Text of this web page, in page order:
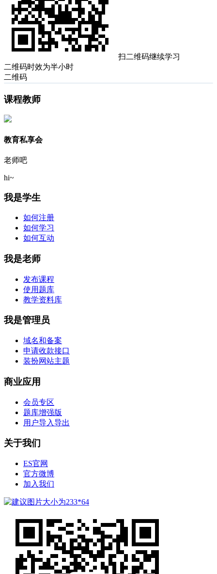
扫二维码继续学习
二维码时效为半小时
二维码
课程教师
教育私享会
老师吧
hi~
我是学生
如何注册
如何学习
如何互动
我是老师
发布课程
使用题库
教学资料库
我是管理员
域名和备案
申请收款接口
装扮网站主题
商业应用
会员专区
题库增强版
用户导入导出
关于我们
ES官网
官方微博
加入我们